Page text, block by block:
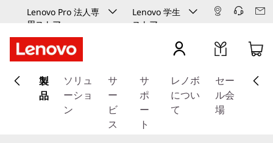
Lenovo Pro 法人専
用ストア
Lenovo 学生
ストア
イ
製
品
ソリュ
ーショ
ン
サ
ー
ビ
ス
サ
ポ
ー
ト
レノボ
につい
て
セー
ル会
場